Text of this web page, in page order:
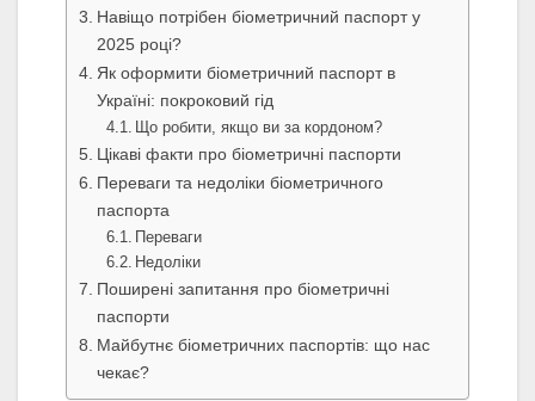
Навіщо потрібен біометричний паспорт у
2025 році?
Як оформити біометричний паспорт в
Україні: покроковий гід
Що робити, якщо ви за кордоном?
Цікаві факти про біометричні паспорти
Переваги та недоліки біометричного
паспорта
Переваги
Недоліки
Поширені запитання про біометричні
паспорти
Майбутнє біометричних паспортів: що нас
чекає?